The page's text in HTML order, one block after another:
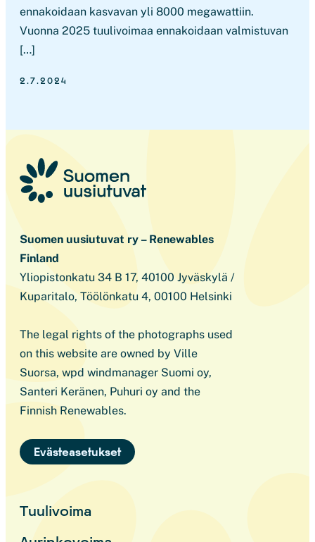
ennakoidaan kasvavan yli 8000 megawattiin.
Vuonna 2025 tuulivoimaa ennakoidaan valmistuvan
[…]
2.7.2024
Suomen uusiutuvat ry – Renewables
Finland
Yliopistonkatu 34 B 17, 40100 Jyväskylä /
Kuparitalo, Töölönkatu 4, 00100 Helsinki
The legal rights of the photographs used
on this website are owned by Ville
Suorsa, wpd windmanager Suomi oy,
Santeri Keränen, Puhuri oy and the
Finnish Renewables.
Evästeasetukset
Tuulivoima